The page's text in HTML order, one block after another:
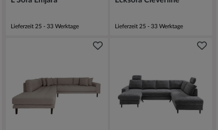
Lieferzeit 25 - 33 Werktage Lieferzeit 25 - 33 Werktage